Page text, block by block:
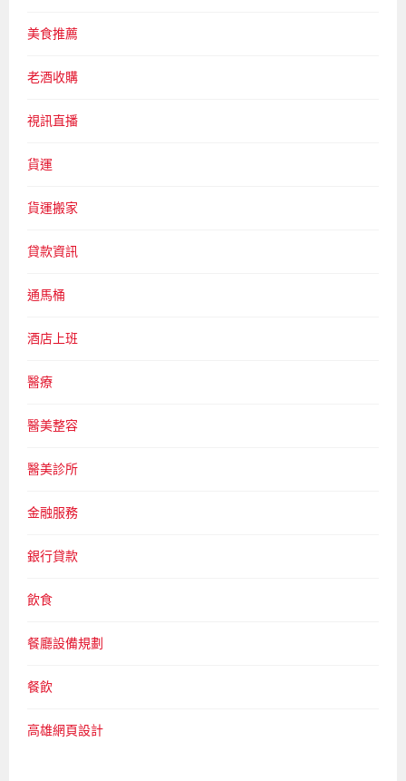
美食推薦
老酒收購
視訊直播
貨運
貨運搬家
貸款資訊
通馬桶
酒店上班
醫療
醫美整容
醫美診所
金融服務
銀行貸款
飲食
餐廳設備規劃
餐飲
高雄網頁設計